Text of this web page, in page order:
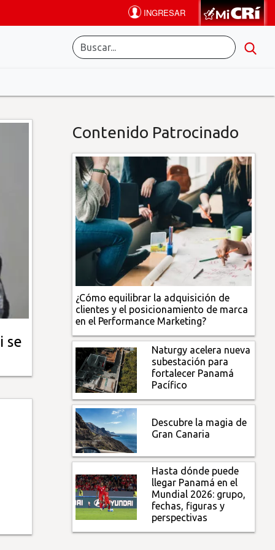
se
Contenido Patrocinado
¿Cómo equilibrar la adquisición de
clientes y el posicionamiento de marca
en el Performance Marketing?
Naturgy acelera nueva
subestación para
fortalecer Panamá
Pacífico
Descubre la magia de
Gran Canaria
Hasta dónde puede
llegar Panamá en el
Mundial 2026: grupo,
fechas, figuras y
perspectivas